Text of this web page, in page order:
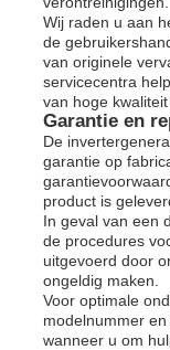
Wij raden u aan
de
van originele
servicecentra
van hoge
Garantie en
De
garantie op
product is
In geval van een
de procedures
uitgevoerd door
ongeldig maken.
Voor optimale
modelnummer
wanneer u om